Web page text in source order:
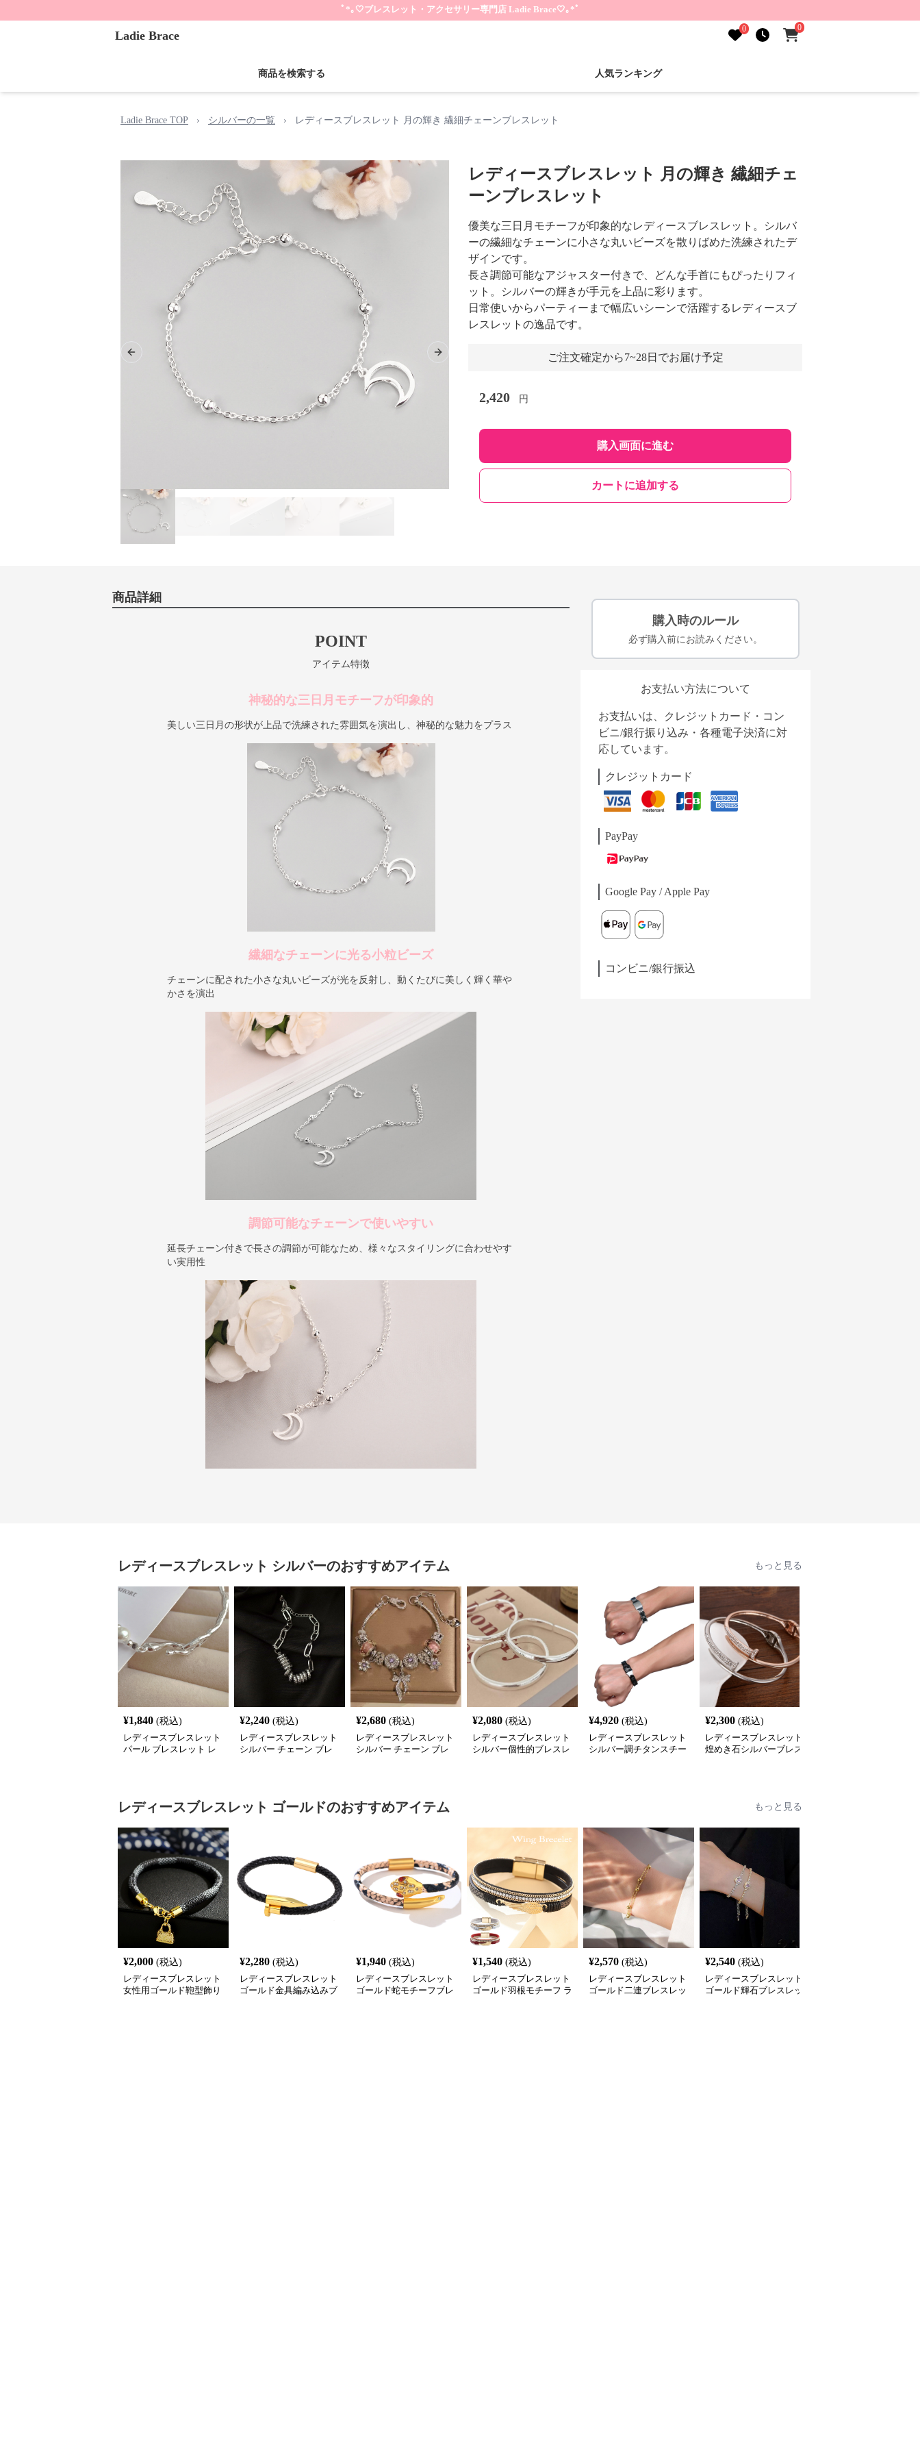
ﾟ*｡🤍ブレスレット・アクセサリー専門店 Ladie Brace🤍｡*ﾟ
Ladie Brace 0 0
商品を検索する 人気ランキング
Ladie Brace TOP › シルバーの一覧 › レディースブレスレット 月の輝き 繊細チェーンブレスレット
Previous slide Next slide
レディースブレスレット 月の輝き 繊細チェ
ーンブレスレット
優美な三日月モチーフが印象的なレディースブレスレット。シルバ
ーの繊細なチェーンに小さな丸いビーズを散りばめた洗練されたデ
ザインです。
長さ調節可能なアジャスター付きで、どんな手首にもぴったりフィ
ット。シルバーの輝きが手元を上品に彩ります。
日常使いからパーティーまで幅広いシーンで活躍するレディースブ
レスレットの逸品です。
ご注文確定から7~28日でお届け予定
2,420 円
購入画面に進む
カートに追加する
商品詳細
POINT
アイテム特徴
神秘的な三日月モチーフが印象的
美しい三日月の形状が上品で洗練された雰囲気を演出し、神秘的な魅力をプラス
繊細なチェーンに光る小粒ビーズ
チェーンに配された小さな丸いビーズが光を反射し、動くたびに美しく輝く華や
かさを演出
調節可能なチェーンで使いやすい
延長チェーン付きで長さの調節が可能なため、様々なスタイリングに合わせやす
い実用性
購入時のルール
必ず購入前にお読みください。
お支払い方法について
お支払いは、クレジットカード・コン
ビニ/銀行振り込み・各種電子決済に対
応しています。
クレジットカード
PayPay
Google Pay / Apple Pay
コンビニ/銀行振込
レディースブレスレット シルバーのおすすめアイテム もっと見る
¥1,840 (税込)
レディースブレスレット
パール ブレスレット レ
¥2,240 (税込)
レディースブレスレット
シルバー チェーン ブレ
¥2,680 (税込)
レディースブレスレット
シルバー チェーン ブレ
¥2,080 (税込)
レディースブレスレット
シルバー個性的ブレスレ
¥4,920 (税込)
レディースブレスレット
シルバー調チタンスチー
¥2,300 (税込)
レディースブレスレット
煌めき石シルバーブレス
レディースブレスレット ゴールドのおすすめアイテム もっと見る
¥2,000 (税込)
レディースブレスレット
女性用ゴールド鞄型飾り
¥2,280 (税込)
レディースブレスレット
ゴールド金具編み込みブ
¥1,940 (税込)
レディースブレスレット
ゴールド蛇モチーフブレ
¥1,540 (税込)
レディースブレスレット
ゴールド羽根モチーフ ラ
¥2,570 (税込)
レディースブレスレット
ゴールド二連ブレスレッ
¥2,540 (税込)
レディースブレスレット
ゴールド輝石ブレスレッ